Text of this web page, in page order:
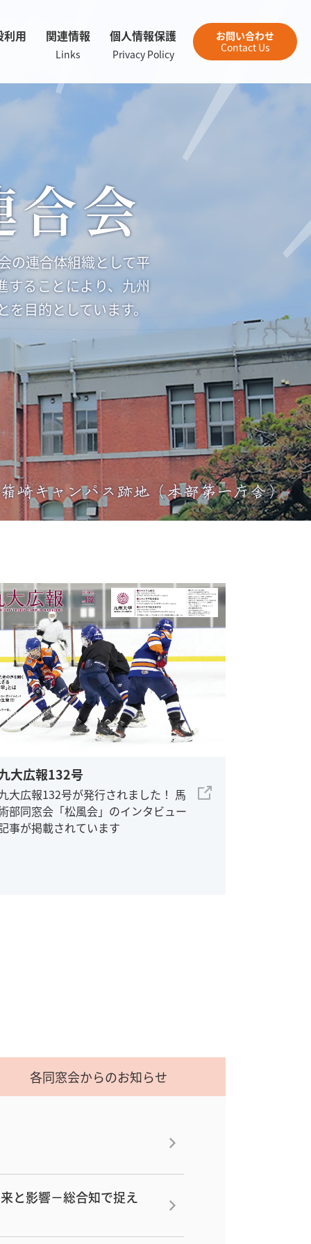
利用 関連情報
Links
個人情報保護
Privacy Policy
お問い合わせ
Contact Us
合会
の連合体組織として平
することにより、九州
目的としています。
箱崎キャンパス跡地 （本部第一庁舎）
大広報132号
大広報132号が発行されました！ 馬
部同窓会「松風会」のインタビュー
事が掲載されています
各同窓会からのお知らせ
と影響－総合知で捉え